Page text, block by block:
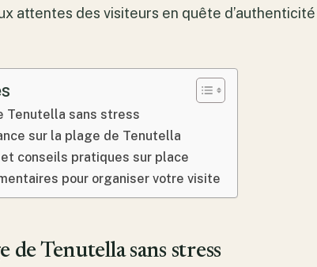
attentes des visiteurs en quête d’authenticité
Tenutella sans stress
sur la plage de Tenutella
conseils pratiques sur place
pour organiser votre visite
de Tenutella sans stress